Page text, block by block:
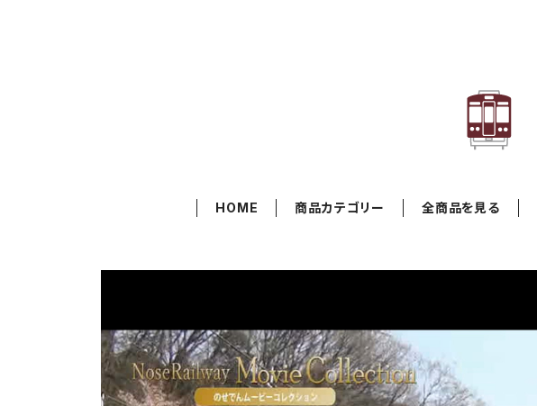
HOME 商品カテゴリー 全商品を見る